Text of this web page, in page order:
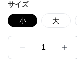
サイズ
小 大
1